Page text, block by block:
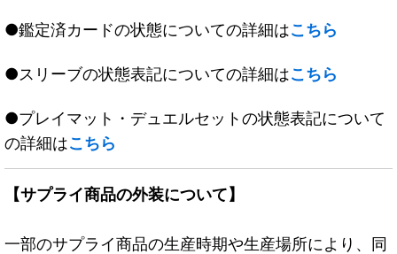
●鑑定済カードの状態についての詳細はこちら
●スリーブの状態表記についての詳細はこちら
●プレイマット・デュエルセットの状態表記について
の詳細はこちら
【サプライ商品の外装について】
一部のサプライ商品の生産時期や生産場所により、同